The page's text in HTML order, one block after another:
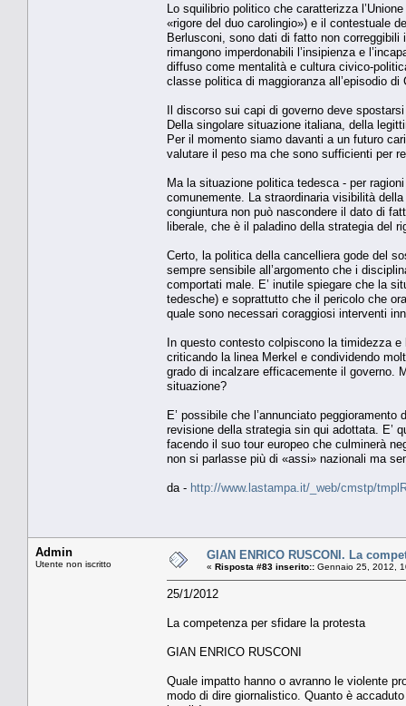
Lo squilibrio politico che caratterizza
«rigore del duo carolingio») e il contestuale
Berlusconi, sono dati di fatto non
rimangono imperdonabili l’insipienza e
diffuso come mentalità e cultura civico-
classe politica di maggioranza all’episodio di
Il discorso sui capi di governo deve
Della singolare situazione italiana, della
Per il momento siamo davanti a un futuro
valutare il peso ma che sono sufficienti per
Ma la situazione politica tedesca - per
comunemente. La straordinaria visibilità
congiuntura non può nascondere il dato di
liberale, che è il paladino della strategia del
Certo, la politica della cancelliera gode del
sempre sensibile all’argomento che i
comportati male. E’ inutile spiegare che la
tedesche) e soprattutto che il pericolo che
quale sono necessari coraggiosi interventi
In questo contesto colpiscono la timidezza
criticando la linea Merkel e condividendo
grado di incalzare efficacemente il governo.
situazione?
E’ possibile che l’annunciato
revisione della strategia sin qui adottata. E’
facendo il suo tour europeo che culminerà
non si parlasse più di «assi» nazionali ma
da - http://www.lastampa.it/_web/cmstp/
Admin
Utente non iscritto
GIAN ENRICO RUSCONI. La
« Risposta #83 inserito:: Gennaio 25, 2012,
25/1/2012
La competenza per sfidare la protesta
GIAN ENRICO RUSCONI
Quale impatto hanno o avranno le violente
modo di dire giornalistico. Quanto è